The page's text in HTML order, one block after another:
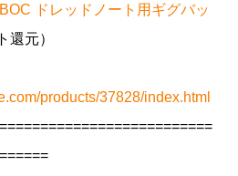
ドレッドノート用ギグバッ
還元）
products/37828/index.html